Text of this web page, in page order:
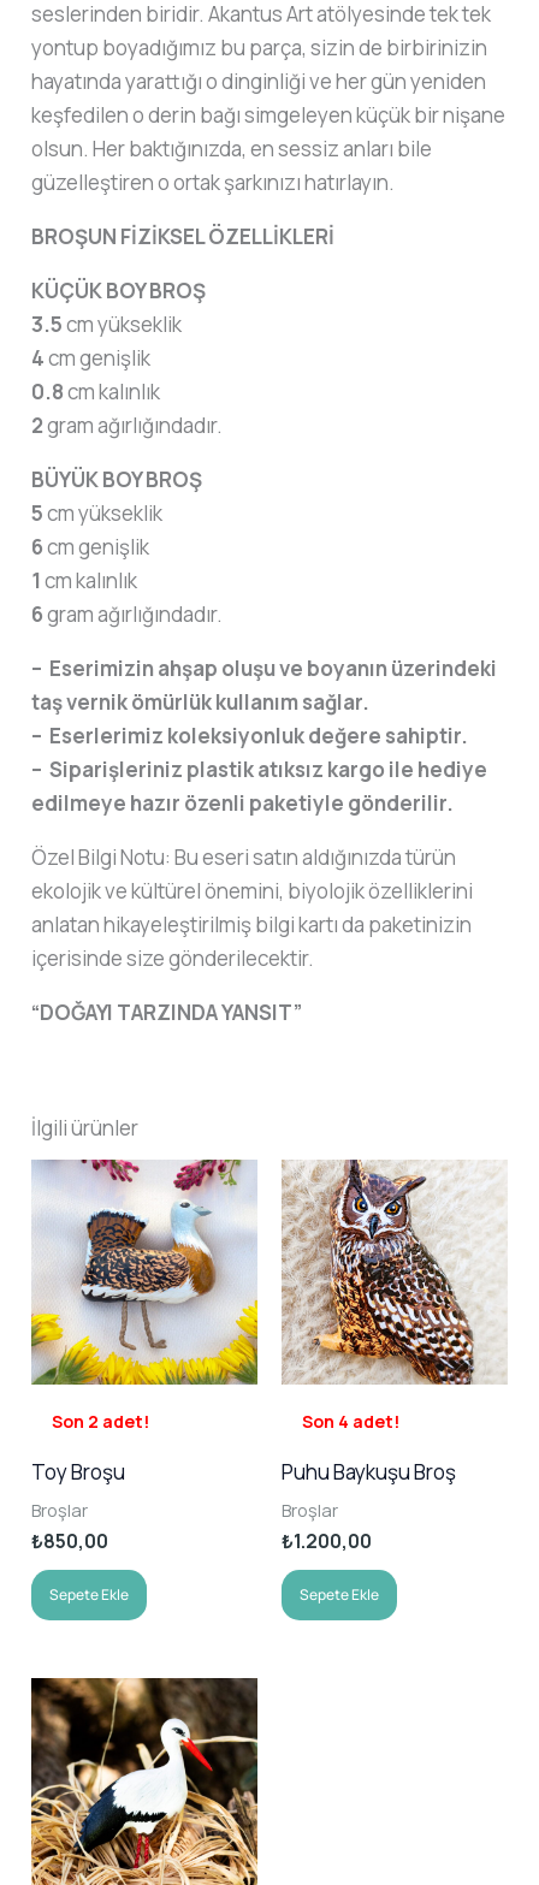
seslerinden biridir. Akantus Art atölyesinde tek tek
yontup boyadığımız bu parça, sizin de birbirinizin
hayatında yarattığı o dinginliği ve her gün yeniden
keşfedilen o derin bağı simgeleyen küçük bir nişane
olsun. Her baktığınızda, en sessiz anları bile
güzelleştiren o ortak şarkınızı hatırlayın.
BROŞUN FİZİKSEL ÖZELLİKLERİ
KÜÇÜK BOY BROŞ
3.5cm yükseklik
4cm genişlik
0.8cm kalınlık
2gram ağırlığındadır.
BÜYÜK BOY BROŞ
5cm yükseklik
6cm genişlik
1cm kalınlık
6gram ağırlığındadır.
– Eserimizin ahşap oluşu ve boyanın üzerindeki
taş vernik ömürlük kullanım sağlar.
– Eserlerimiz koleksiyonluk değere sahiptir.
– Siparişleriniz plastik atıksız kargo ile hediye
edilmeye hazır özenli paketiyle gönderilir.
Özel Bilgi Notu: Bu eseri satın aldığınızda türün
ekolojik ve kültürel önemini, biyolojik özelliklerini
anlatan hikayeleştirilmiş bilgi kartı da paketinizin
içerisinde size gönderilecektir.
“DOĞAYI TARZINDA YANSIT”
İlgili ürünler
Son 2 adet!
Toy Broşu
Broşlar
₺850,00
Sepete Ekle
Son 4 adet!
Puhu Baykuşu Broş
Broşlar
₺1.200,00
Sepete Ekle